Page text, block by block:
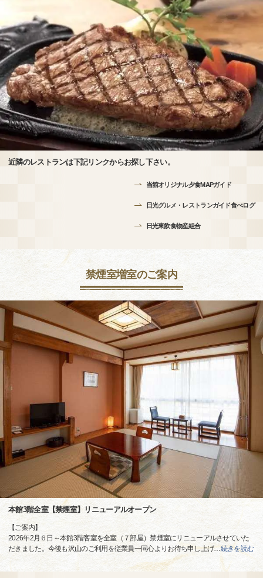
近隣のレストランは下記リンクからお探し下さい。
当館オリジナル夕食MAPガイド
日光グルメ・レストランガイド食べログ
日光東飲食物産組合
禁煙室増室のご案内
本館3階全室【禁煙室】リニューアルオープン
【ご案内】
2026年2月６日～本館3階客室を全室（７部屋）禁煙室にリニューアルさせていた
だきました。今後も沢山のご利用を従業員一同心よりお待ち申し上げ…続きを読む